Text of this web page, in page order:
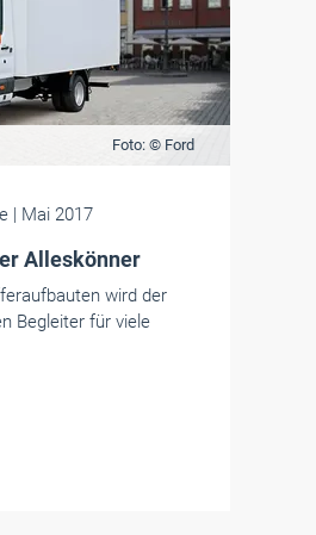
Foto: © Ford
| Mai 2017
Alleskönner
wird der
Begleiter für viele